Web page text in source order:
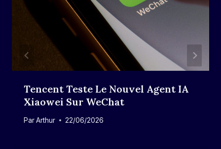
Tencent Teste Le Nouvel Agent IA
Xiaowei Sur WeChat
ParArthur 22/06/2026